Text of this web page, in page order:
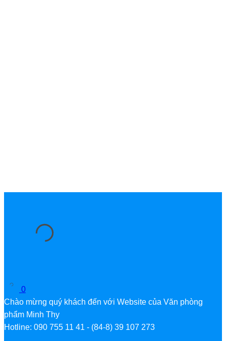
0
Chào mừng quý khách đến với Website của Văn phòng
phẩm Minh Thy
Hotline: 090 755 11 41 - (84-8) 39 107 273